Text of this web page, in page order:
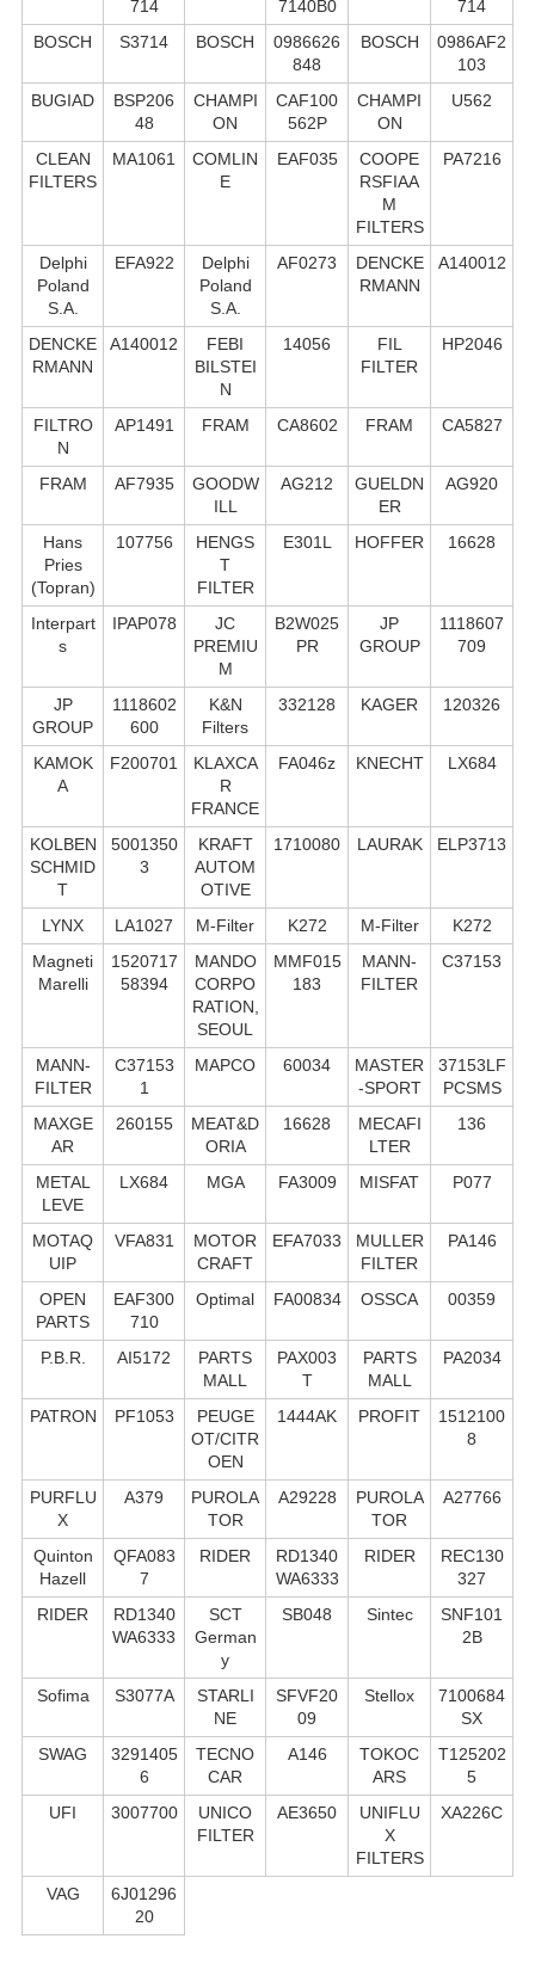
714 7140B0
714
BOSCH
S3714 BOSCH
0986626
848
BOSCH
0986AF2
103
BUGIAD
BSP206
48
CHAMPI
ON
CAF100
562P
CHAMPI
ON
U562
CLEAN
FILTERS
MA1061
COMLIN
E
EAF035
COOPE
RSFIAA
M
FILTERS
PA7216
Delphi
Poland
S.А.
EFA922
Delphi
Poland
S.А.
AF0273
DENCKE
RMANN
A140012
DENCKE
RMANN
A140012
FEBI
BILSTEI
N
14056
FIL
FILTER
HP2046
FILTRO
N
AP1491 FRAM CA8602 FRAM CA5827
FRAM AF7935
GOODW
ILL
AG212
GUELDN
ER
AG920
Hans
Pries
(Topran)
107756
HENGS
T
FILTER
E301L HOFFER 16628
Interpart
s
IPAP078
JC
PREMIU
M
B2W025
PR
JP
GROUP
1118607
709
JP
GROUP
1118602
600
K&N
Filters
332128 KAGER 120326
KAMOK
A
F200701
KLAXCA
R
FRANCE
FA046z KNECHT LX684
KOLBEN
SCHMID
T
5001350
3
KRAFT
AUTOM
OTIVE
1710080 LAURAK ELP3713
LYNX LA1027 M-Filter K272 M-Filter
K272
Magneti
Marelli
1520717
58394
MANDO
CORPO
RATION,
SEOUL
MMF015
183
MANN-
FILTER
C37153
MANN-
FILTER
C37153
1
MAPCO 60034
MASTER
-SPORT
37153LF
PCSMS
MAXGE
AR
260155
MEAT&D
ORIA
16628
MECAFI
LTER
136
METAL
LEVE
LX684 MGA FA3009 MISFAT P077
MOTAQ
UIP
VFA831
MOTOR
CRAFT
EFA7033
MULLER
FILTER
PA146
OPEN
PARTS
EAF300
710
Optimal FA00834 OSSCA 00359
P.B.R. AI5172
PARTS
MALL
PAX003
T
PARTS
MALL
PA2034
PATRON PF1053
PEUGE
OT/CITR
OEN
1444AK PROFIT
1512100
8
PURFLU
X
A379
PUROLA
TOR
A29228
PUROLA
TOR
A27766
Quinton
Hazell
QFA083
7
RIDER
RD1340
WA6333
RIDER
REC130
327
RIDER
RD1340
WA6333
SCT
German
y
SB048 Sintec
SNF101
2B
Sofima S3077A
STARLI
NE
SFVF20
09
Stellox
7100684
SX
SWAG
3291405
6
TECNO
CAR
A146
TOKOC
ARS
T125202
5
UFI
3007700
UNICO
FILTER
AE3650
UNIFLU
X
FILTERS
XA226C
VAG
6J01296
20